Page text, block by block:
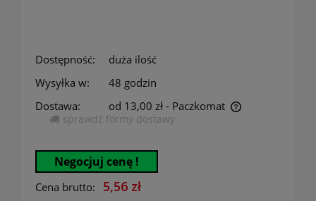
Dostępność:
duża ilość
Wysyłka w:
48 godzin
Dostawa:
od 13,00 zł - Paczkomat
Cena nie zawiera ewentualnych kosztów płatności
sprawdź formy dostawy
Negocjuj cenę !
Cena brutto: 5,56 zł